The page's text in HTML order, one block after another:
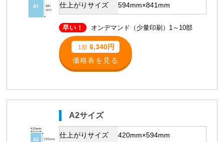
仕上がりサイズ 594mm×841mm
早い！ オンデマンド（少量印刷）1～10部
1部6,340円
価格表を見る
A2サイズ
仕上がりサイズ 420mm×594mm